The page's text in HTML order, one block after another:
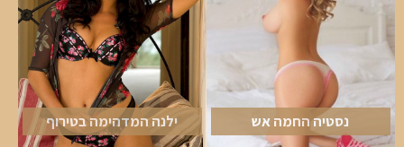
נסטיה החמה אש ילנה המדהימה בטירוף